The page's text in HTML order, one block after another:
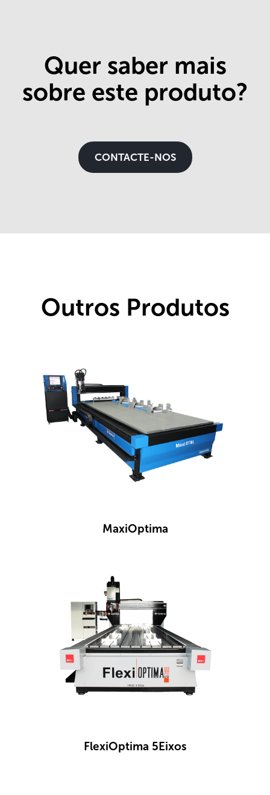
Quer saber mais
sobre este produto?
CONTACTE-NOS
Outros Produtos
MaxiOptima
FlexiOptima 5Eixos